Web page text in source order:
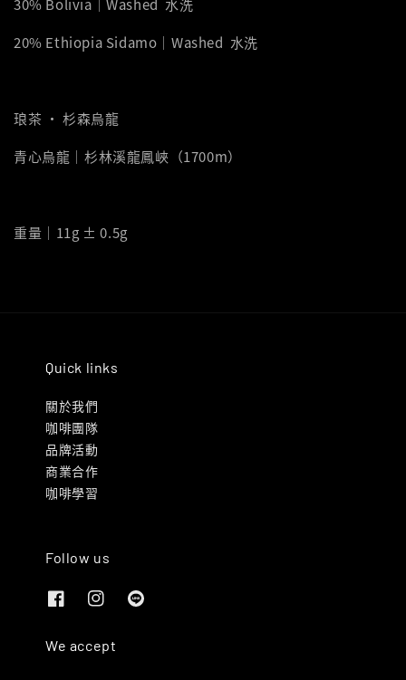
30% Bolivia｜Washed 水洗
20% Ethiopia Sidamo｜Washed 水洗
琅茶 ‧ 杉森烏龍
青心烏龍｜杉林溪龍鳳峽（1700m）
重量｜11g ± 0.5g
Quick links
關於我們
咖啡團隊
品牌活動
商業合作
咖啡學習
Follow us
We accept